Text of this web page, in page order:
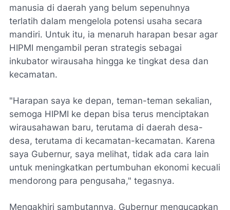
manusia di daerah yang belum sepenuhnya
terlatih dalam mengelola potensi usaha secara
mandiri. Untuk itu, ia menaruh harapan besar agar
HIPMI mengambil peran strategis sebagai
inkubator wirausaha hingga ke tingkat desa dan
kecamatan.
​"Harapan saya ke depan, teman-teman sekalian,
semoga HIPMI ke depan bisa terus menciptakan
wirausahawan baru, terutama di daerah desa-
desa, terutama di kecamatan-kecamatan. Karena
saya Gubernur, saya melihat, tidak ada cara lain
untuk meningkatkan pertumbuhan ekonomi kecuali
mendorong para pengusaha," tegasnya.
​Mengakhiri sambutannya, Gubernur mengucapkan